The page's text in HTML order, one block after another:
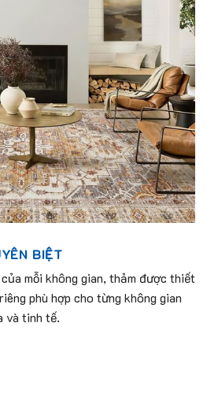
BIỆT
mỗi không gian, thảm được thiết
phù hợp cho từng không gian
và tinh tế.